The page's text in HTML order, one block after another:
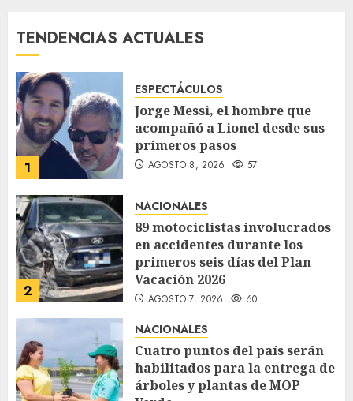
TENDENCIAS ACTUALES
1
ESPECTÁCULOS
Jorge Messi, el hombre que
acompañó a Lionel desde sus
primeros pasos
AGOSTO 8, 2026 57
2
NACIONALES
89 motociclistas involucrados
en accidentes durante los
primeros seis días del Plan
Vacación 2026
AGOSTO 7, 2026 60
NACIONALES
Cuatro puntos del país serán
habilitados para la entrega de
árboles y plantas de MOP